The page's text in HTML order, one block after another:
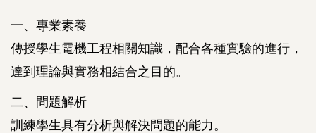
一、專業素養
傳授學生電機工程相關知識，配合各種實驗的進行，
達到理論與實務相結合之目的。
二、問題解析
訓練學生具有分析與解決問題的能力。